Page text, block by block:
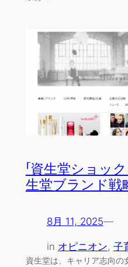
「資生堂ショッ
生堂ブランド戦
8月 11, 2025—
in オピニオン, 子
資生堂は、キャリア志向